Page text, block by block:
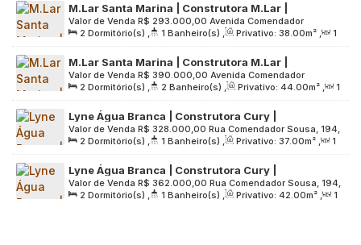
M.Lar Santa Marina | Construtora M.Lar |
Lançamento | 38 metros | 02 dormitórios | varanda
| sem vaga
R$ 293.000,00
Valor de Venda
Avenida Comendador
Martinelli, 271, Zona Oeste, 05037-020, Água Branca, São
Paulo, São Paulo, Brasil
2 Dormitório(s) , 1 Banheiro(s) , Privativo: 38.00m² ,
1
Sala(s) , Útil: 38.00m² , Terreno: 4773.00m²
M.Lar Santa Marina | Construtora M.Lar |
Lançamento | 44 metros | 02 dormitórios | suíte |
varanda | sem vaga
R$ 390.000,00
Valor de Venda
Avenida Comendador
Martinelli, 271, Zona Oeste, 05037-020, Água Branca, São
Paulo, São Paulo, Brasil
2 Dormitório(s) , 2 Banheiro(s) , Privativo: 44.00m² ,
1
Sala(s) , 1 Suíte(s) , Útil: 44.00m² , Terreno: 4773.00m²
Lyne Água Branca | Construtora Cury |
Lançamento | 37 metros | 02 dormitórios | com
varanda | sem vaga
R$ 328.000,00
Valor de Venda
Rua Comendador Sousa, 194,
Zona Oeste, 05037-090, Água Branca, São Paulo, São
Paulo, Brasil
2 Dormitório(s) , 1 Banheiro(s) , Privativo: 37.00m² ,
1
Sala(s) , Útil: 37.00m² , Terreno: 1030.00m²
Lyne Água Branca | Construtora Cury |
Lançamento | 42 metros | 02 dormitórios | com
varanda | sem vaga
R$ 362.000,00
Valor de Venda
Rua Comendador Sousa, 194,
Zona Oeste, 05037-090, Água Branca, São Paulo, São
2 Dormitório(s) , 1 Banheiro(s) , Privativo: 42.00m² ,
1